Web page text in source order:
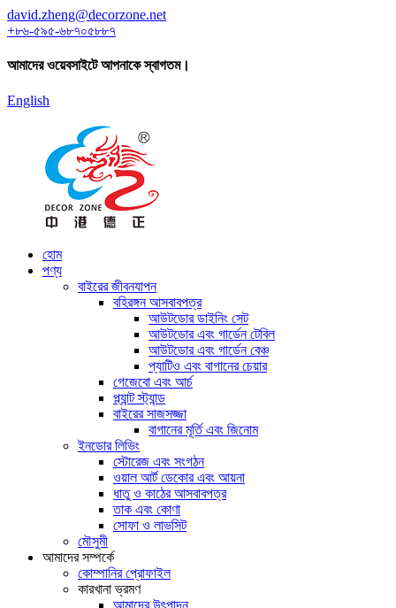
david.zheng@decorzone.net
+৮৬-৫৯৫-৬৮৭০৫৮৮৭
আমাদের ওয়েবসাইটে আপনাকে স্বাগতম।
English
হোম
পণ্য
বাইরের জীবনযাপন
বহিরঙ্গন আসবাবপত্র
আউটডোর ডাইনিং সেট
আউটডোর এবং গার্ডেন টেবিল
আউটডোর এবং গার্ডেন বেঞ্চ
প্যাটিও এবং বাগানের চেয়ার
গেজেবো এবং আর্চ
প্ল্যান্ট স্ট্যান্ড
বাইরের সাজসজ্জা
বাগানের মূর্তি এবং জিনোম
ইনডোর লিভিং
স্টোরেজ এবং সংগঠন
ওয়াল আর্ট ডেকোর এবং আয়না
ধাতু ও কাঠের আসবাবপত্র
তাক এবং কোণা
সোফা ও লাভসিট
মৌসুমী
আমাদের সম্পর্কে
কোম্পানির প্রোফাইল
কারখানা ভ্রমণ
আমাদের উৎপাদন